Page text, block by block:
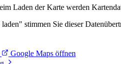
Laden der Karte werden
stimmen Sie dieser
Google Maps öffnen